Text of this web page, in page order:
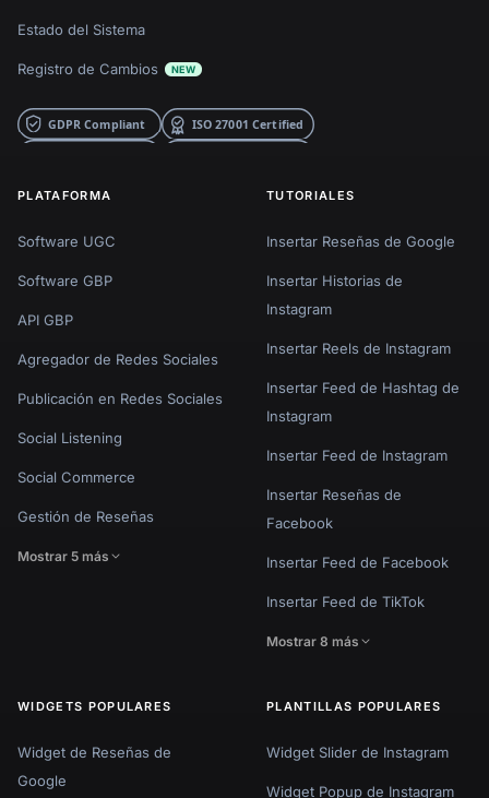
Estado del Sistema
Registro de Cambios NEW
PLATAFORMA
Software UGC
Software GBP
API GBP
Agregador de Redes Sociales
Publicación en Redes Sociales
Social Listening
Social Commerce
Gestión de Reseñas
Mostrar 5 más
TUTORIALES
Insertar Reseñas de Google
Insertar Historias de
Instagram
Insertar Reels de Instagram
Insertar Feed de Hashtag de
Instagram
Insertar Feed de Instagram
Insertar Reseñas de
Facebook
Insertar Feed de Facebook
Insertar Feed de TikTok
Mostrar 8 más
WIDGETS POPULARES
Widget de Reseñas de
Google
PLANTILLAS POPULARES
Widget Slider de Instagram
Widget Popup de Instagram